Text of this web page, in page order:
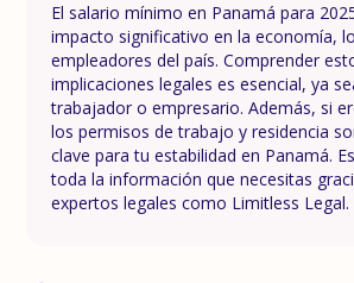
El salario mínimo en Panamá para
impacto significativo en la economía,
empleadores del país. Comprender
implicaciones legales es esencial, ya
trabajador o empresario. Además, si
los permisos de trabajo y residencia
clave para tu estabilidad en Panamá.
toda la información que necesitas
expertos legales como Limitless Legal.